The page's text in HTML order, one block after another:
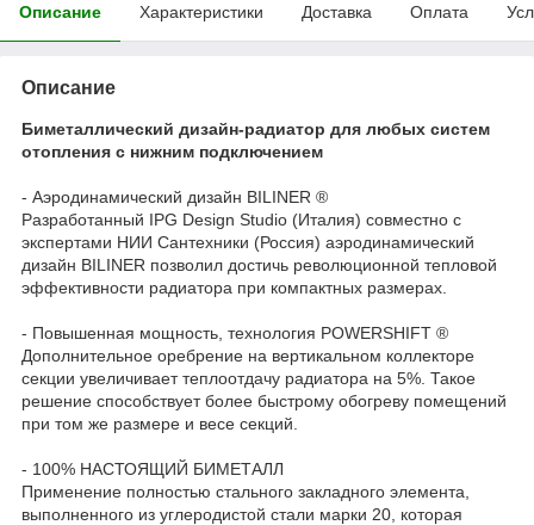
Описание Характеристики Доставка Оплата
Описание
Биметаллический дизайн-радиатор для любых систем
отопления с нижним подключением
- Аэродинамический дизайн BILINER ®
Разработанный IPG Design Studio (Италия) совместно с
экспертами НИИ Сантехники (Россия) аэродинамический
дизайн BILINER позволил достичь революционной тепловой
эффективности радиатора при компактных размерах.
- Повышенная мощность, технология POWERSHIFT ®
Дополнительное оребрение на вертикальном коллекторе
секции увеличивает теплоотдачу радиатора на 5%. Такое
решение способствует более быстрому обогреву помещений
при том же размере и весе секций.
- 100% НАСТОЯЩИЙ БИМЕТАЛЛ
Применение полностью стального закладного элемента,
выполненного из углеродистой стали марки 20, которая